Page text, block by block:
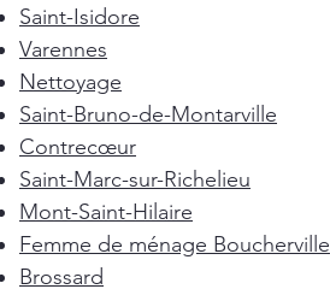
Saint-Isidore
Varennes
Nettoyage
Saint-Bruno-de-Montarville
Contrecœur
Saint-Marc-sur-Richelieu
Mont-Saint-Hilaire
Femme de ménage Boucherville
Brossard